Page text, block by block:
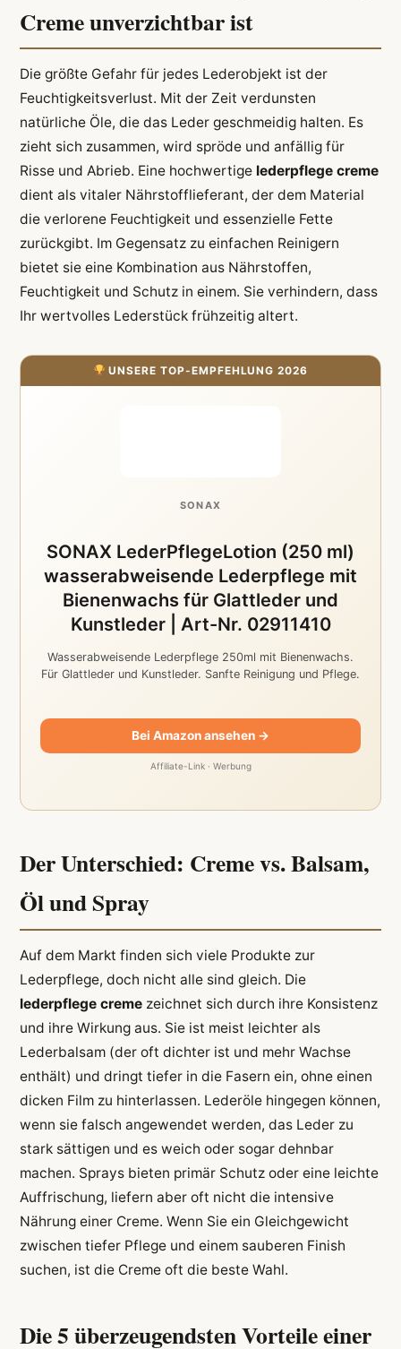
Creme unverzichtbar ist
Die größte Gefahr für jedes Lederobjekt ist der
Feuchtigkeitsverlust. Mit der Zeit verdunsten
natürliche Öle, die das Leder geschmeidig halten. Es
zieht sich zusammen, wird spröde und anfällig für
Risse und Abrieb. Eine hochwertige lederpflege creme
dient als vitaler Nährstofflieferant, der dem Material
die verlorene Feuchtigkeit und essenzielle Fette
zurückgibt. Im Gegensatz zu einfachen Reinigern
bietet sie eine Kombination aus Nährstoffen,
Feuchtigkeit und Schutz in einem. Sie verhindern, dass
Ihr wertvolles Lederstück frühzeitig altert.
UNSERE TOP-EMPFEHLUNG 2026
SONAX
SONAX LederPflegeLotion (250 ml)
wasserabweisende Lederpflege mit
Bienenwachs für Glattleder und
Kunstleder | Art-Nr. 02911410
Wasserabweisende Lederpflege 250ml mit Bienenwachs.
Für Glattleder und Kunstleder. Sanfte Reinigung und Pflege.
Bei Amazon ansehen →
Affiliate-Link · Werbung
Der Unterschied: Creme vs. Balsam,
Öl und Spray
Auf dem Markt finden sich viele Produkte zur
Lederpflege, doch nicht alle sind gleich. Die
lederpflege cremezeichnet sich durch ihre Konsistenz
und ihre Wirkung aus. Sie ist meist leichter als
Lederbalsam (der oft dichter ist und mehr Wachse
enthält) und dringt tiefer in die Fasern ein, ohne einen
dicken Film zu hinterlassen. Lederöle hingegen können,
wenn sie falsch angewendet werden, das Leder zu
stark sättigen und es weich oder sogar dehnbar
machen. Sprays bieten primär Schutz oder eine leichte
Auffrischung, liefern aber oft nicht die intensive
Nährung einer Creme. Wenn Sie ein Gleichgewicht
zwischen tiefer Pflege und einem sauberen Finish
suchen, ist die Creme oft die beste Wahl.
Die 5 überzeugendsten Vorteile einer